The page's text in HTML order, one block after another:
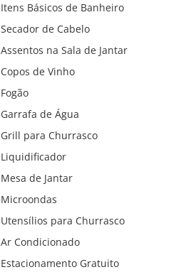
Itens Básicos de Banheiro
Secador de Cabelo
Assentos na Sala de Jantar
Copos de Vinho
Fogão
Garrafa de Água
Grill para Churrasco
Liquidificador
Mesa de Jantar
Microondas
Utensílios para Churrasco
Ar Condicionado
Estacionamento Gratuito